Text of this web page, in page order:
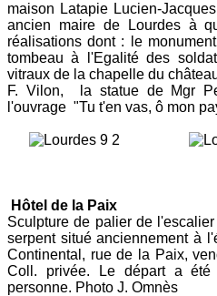
maison Latapie Lucien-
ancien maire de Lourdes à
réalisations dont : le
tombeau à l'Egalité des
vitraux de la chapelle du
F. Vilon, la statue de Mgr
l'ouvrage "Tu t'en vas, ô mon
Hôtel de la Paix
Sculpture de palier de
serpent situé anciennement à
Continental, rue de la Paix,
Coll. privée. Le départ a
personne. Photo J. Omnès